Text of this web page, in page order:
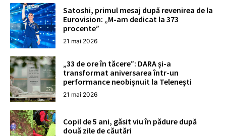
Satoshi, primul mesaj după revenirea de la
Eurovision: „M-am dedicat la 373
procente”
21 mai 2026
„33 de ore în tăcere”: DARA și-a
transformat aniversarea într-un
performance neobișnuit la Telenești
21 mai 2026
Copil de 5 ani, găsit viu în pădure după
două zile de căutări